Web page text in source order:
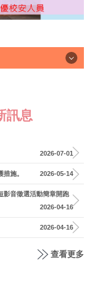
訊息
2026-07-01
施。 2026-05-14
影音徵選活動簡章開跑
2026-04-16
2026-04-16
查看更多